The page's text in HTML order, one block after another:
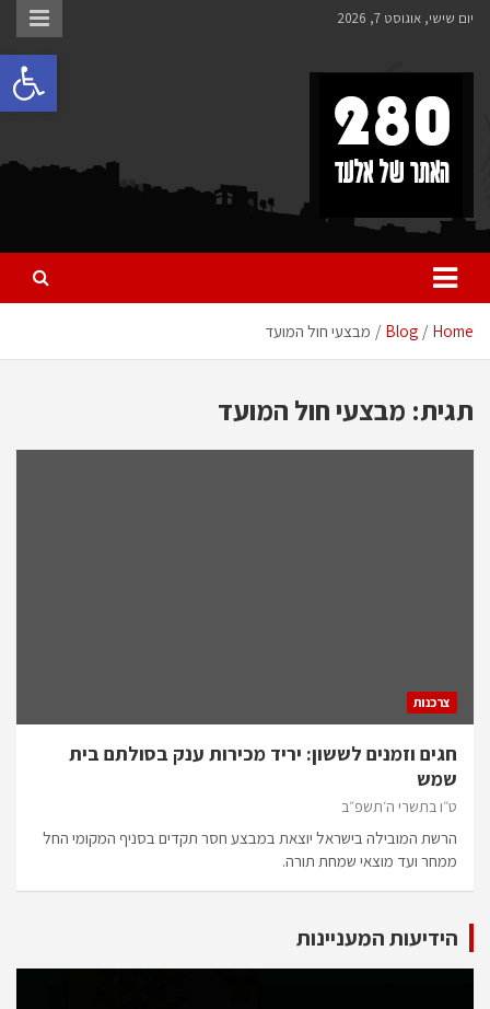
Skipיום שישי, אוגוסט 7, 2026
280 – חדשות אלעד
כל מה שחדש ומעניין באלעד
Home
Blog מבצעי חול המועד
תגית: מבצעי חול המועד
צרכנות
חגים וזמנים לששון: יריד מכירות ענק בסולתם בית
שמש
ט״ו בתשרי ה׳תשפ״ב
הרשת המובילה בישראל יוצאת במבצע חסר תקדים בסניף המקומי החל
ממחר ועד מוצאי שמחת תורה.
הידיעות המעניינות